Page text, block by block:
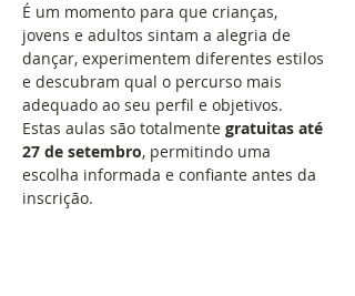
É um momento para que crianças,
jovens e adultos sintam a alegria de
dançar, experimentem diferentes estilos
e descubram qual o percurso mais
adequado ao seu perfil e objetivos.
Estas aulas são totalmente gratuitas até
27 de setembro, permitindo uma
escolha informada e confiante antes da
inscrição.